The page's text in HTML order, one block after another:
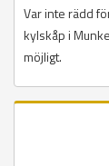
Var inte rädd
kylskåp i
möjligt.